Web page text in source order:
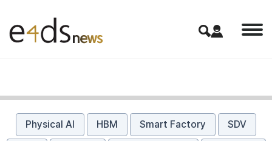
Physical AI HBM Smart Factory SDV